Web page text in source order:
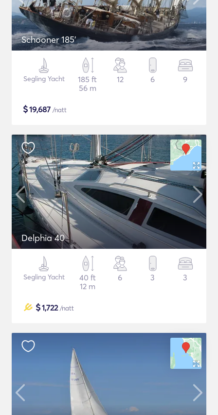
Schooner 185'
Segling Yacht
185 ft
56 m
12 6 9
$19,687 /natt
Delphia 40
Segling Yacht
40 ft
12 m
6 3 3
$1,722/natt